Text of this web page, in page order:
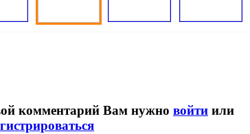
комментарий Вам нужно войти или